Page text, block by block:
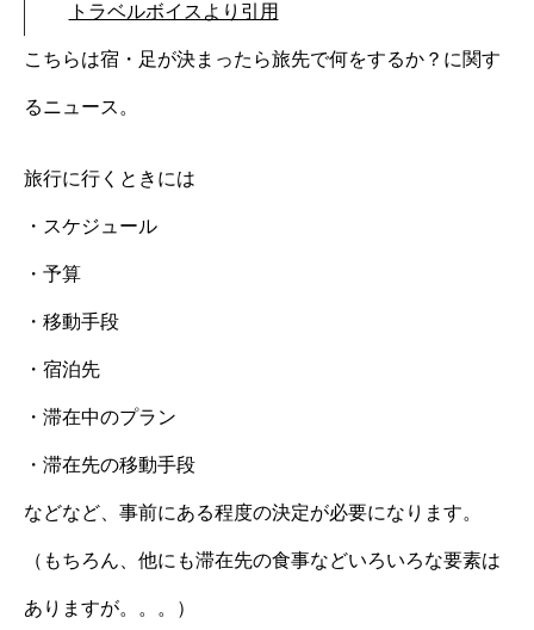
トラベルボイスより引用
こちらは宿・足が決まったら旅先で何をするか？に関す
るニュース。
旅行に行くときには
・スケジュール
・予算
・移動手段
・宿泊先
・滞在中のプラン
・滞在先の移動手段
などなど、事前にある程度の決定が必要になります。
（もちろん、他にも滞在先の食事などいろいろな要素は
ありますが。。。）